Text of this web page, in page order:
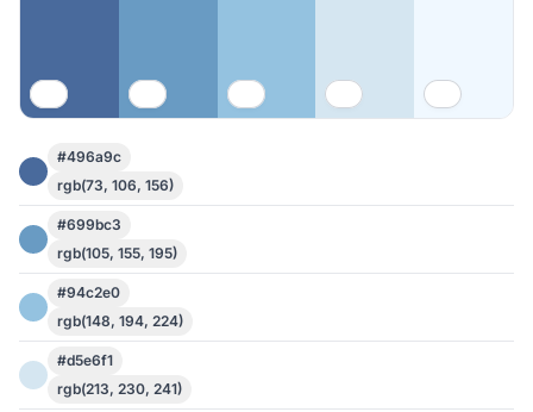
#496a9c
rgb(73, 106, 156)
#699bc3
rgb(105, 155, 195)
#94c2e0
rgb(148, 194, 224)
#d5e6f1
rgb(213, 230, 241)